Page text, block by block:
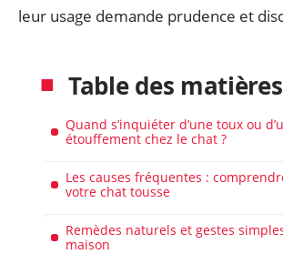
leur usage demande prudence et
Table des matières
Quand s’inquiéter d’une toux ou
étouffement chez le chat ?
Les causes fréquentes :
votre chat tousse
Remèdes naturels et gestes
maison